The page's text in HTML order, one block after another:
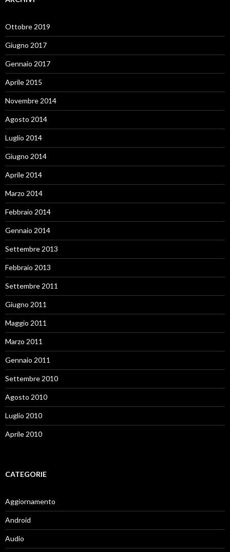
Ottobre 2019
Giugno 2017
Gennaio 2017
Aprile 2015
Novembre 2014
Agosto 2014
Luglio 2014
Giugno 2014
Aprile 2014
Marzo 2014
Febbraio 2014
Gennaio 2014
Settembre 2013
Febbraio 2013
Settembre 2011
Giugno 2011
Maggio 2011
Marzo 2011
Gennaio 2011
Settembre 2010
Agosto 2010
Luglio 2010
Aprile 2010
CATEGORIE
Aggiornamento
Android
Audio